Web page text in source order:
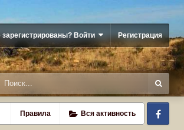
зарегистрированы? Войти Регистрация
Правила Вся активность